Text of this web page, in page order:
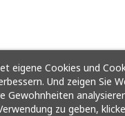
eigene Cookies und
Und zeigen Sie
Gewohnheiten
zu geben,